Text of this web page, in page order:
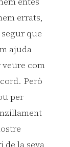
errats,
que
ajuda
veure com
Però
per